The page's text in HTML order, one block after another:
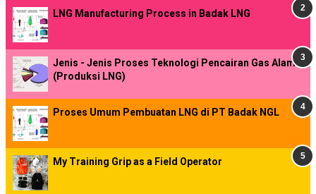
LNG Manufacturing Process in Badak LNG
Jenis - Jenis Proses Teknologi Pencairan Gas Alam
(Produksi LNG)
Proses Umum Pembuatan LNG di PT Badak NGL
My Training Grip as a Field Operator